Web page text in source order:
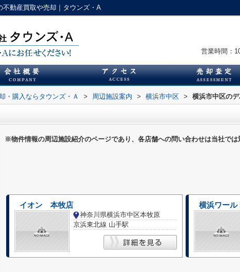
動産買取や売却｜タウンズ・A
営業時間：
・購入ならタウンズ・Ａ > 周辺施設案内 > 横浜市中区 > 横浜市中区のデ
※物件情報の周辺施設紹介のページであり、各店舗への問い合わせは当社では
イオン 本牧店
神奈川県横浜市中区本牧原
京浜東北線 山手駅
横浜ワール